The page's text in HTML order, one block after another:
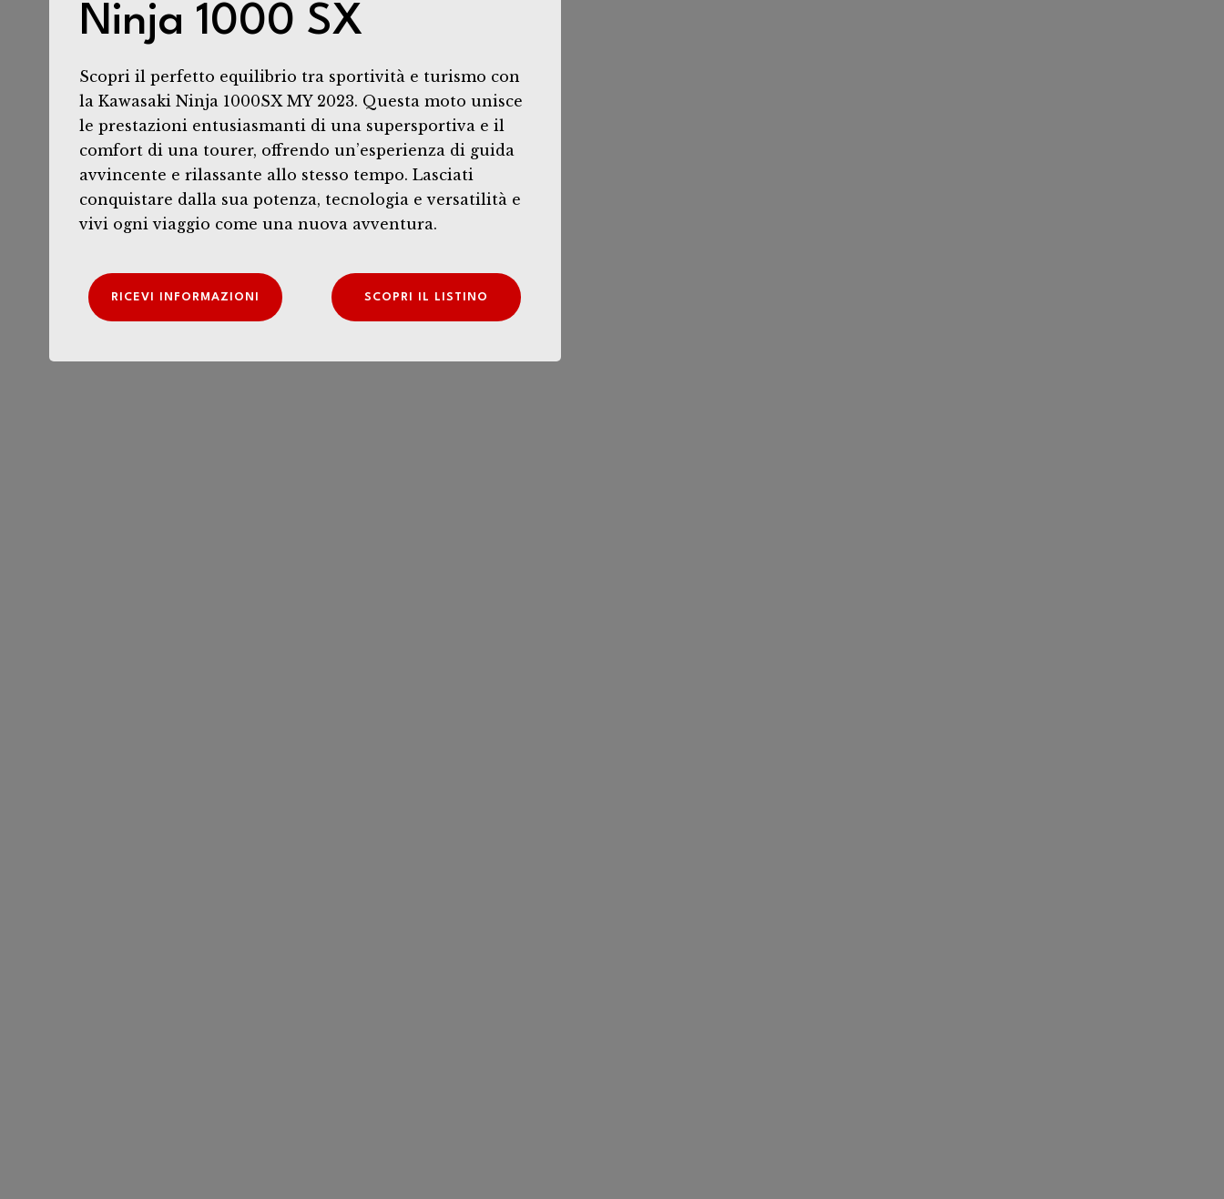
Ninja 1000 SX
Scopri il perfetto equilibrio tra sportività e turismo con
la Kawasaki Ninja 1000SX MY 2023. Questa moto unisce
le prestazioni entusiasmanti di una supersportiva e il
comfort di una tourer, offrendo un’esperienza di guida
avvincente e rilassante allo stesso tempo. Lasciati
conquistare dalla sua potenza, tecnologia e versatilità e
vivi ogni viaggio come una nuova avventura.
RICEVI INFORMAZIONI SCOPRI IL LISTINO